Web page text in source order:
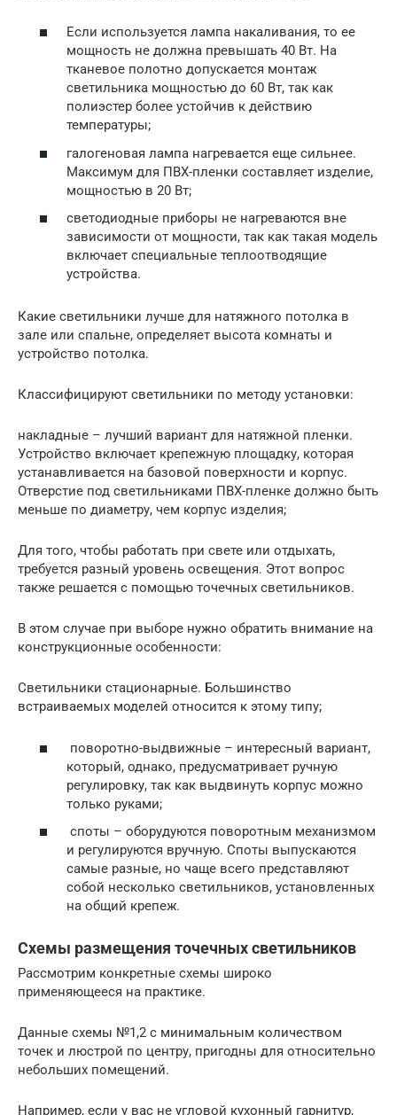
Если используется лампа накаливания, то ее
мощность не должна превышать 40 Вт. На
тканевое полотно допускается монтаж
светильника мощностью до 60 Вт, так как
полиэстер более устойчив к действию
температуры;
галогеновая лампа нагревается еще сильнее.
Максимум для ПВХ-пленки составляет изделие,
мощностью в 20 Вт;
светодиодные приборы не нагреваются вне
зависимости от мощности, так как такая модель
включает специальные теплоотводящие
устройства.
Какие светильники лучше для натяжного потолка в
зале или спальне, определяет высота комнаты и
устройство потолка.
Классифицируют светильники по методу установки:
накладные – лучший вариант для натяжной пленки.
Устройство включает крепежную площадку, которая
устанавливается на базовой поверхности и корпус.
Отверстие под светильниками ПВХ-пленке должно быть
меньше по диаметру, чем корпус изделия;
Для того, чтобы работать при свете или отдыхать,
требуется разный уровень освещения. Этот вопрос
также решается с помощью точечных светильников.
В этом случае при выборе нужно обратить внимание на
конструкционные особенности:
Светильники стационарные. Большинство
встраиваемых моделей относится к этому типу;
поворотно-выдвижные – интересный вариант,
который, однако, предусматривает ручную
регулировку, так как выдвинуть корпус можно
только руками;
споты – оборудуются поворотным механизмом
и регулируются вручную. Споты выпускаются
самые разные, но чаще всего представляют
собой несколько светильников, установленных
на общий крепеж.
Схемы размещения точечных светильников
Рассмотрим конкретные схемы широко
применяющееся на практике.
Данные схемы №1,2 с минимальным количеством
точек и люстрой по центру, пригодны для относительно
небольших помещений.
Например, если у вас не угловой кухонный гарнитур,